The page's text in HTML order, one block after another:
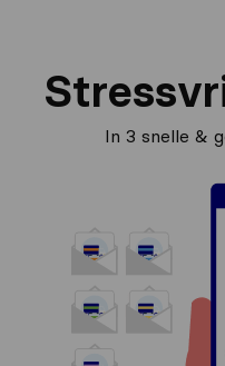
In 3 snelle &